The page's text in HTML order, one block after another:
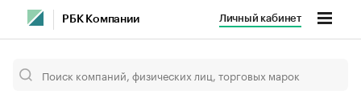
РБК Компании Личный кабинет